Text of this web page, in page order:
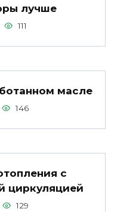
лучше
111
масле
146
с
циркуляцией
129